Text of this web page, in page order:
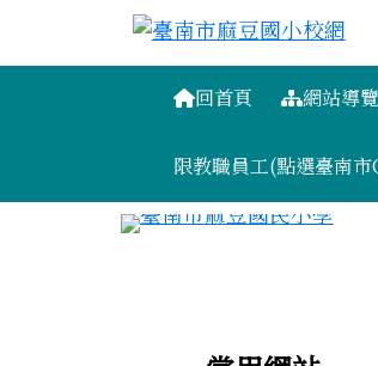
臺南市麻豆國小校
回首頁 網站導覽
限教職員工(點選臺南